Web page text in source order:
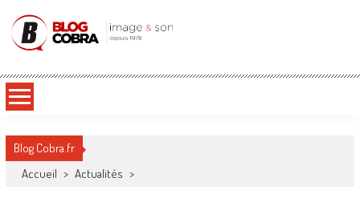
Blog Cobra
Blog Cobra.fr
Accueil > Actualités >